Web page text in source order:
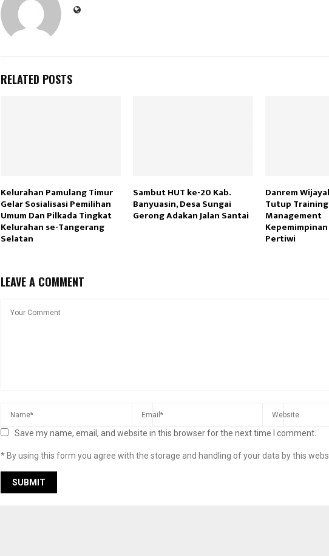
RELATED POSTS
Kelurahan Pamulang Timur
Gelar Sosialisasi Pemilihan
Umum Dan Pilkada Tingkat
Kelurahan se-Tangerang
Selatan
Sambut HUT ke-20 Kab.
Banyuasin, Desa Sungai
Gerong Adakan Jalan Santai
Danrem
Tutup Training
Management
Pertiwi
LEAVE A COMMENT
Save my name, email, and website in this browser for the next time I comment.
* By using this form you agree with the storage and handling of your data by this